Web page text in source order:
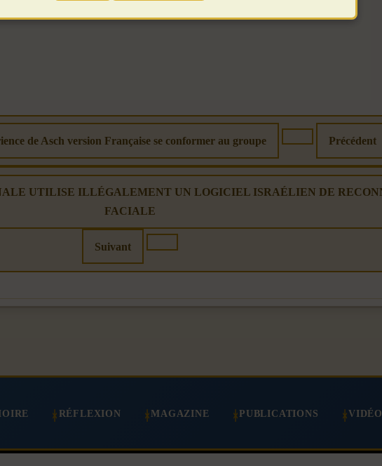
de Asch version Française se conformer au groupe Précédent
UTILISE ILLÉGALEMENT UN LOGICIEL ISRAÉLIEN DE
FACIALE
Suivant
RÉFLEXION MAGAZINE PUBLICATIONS